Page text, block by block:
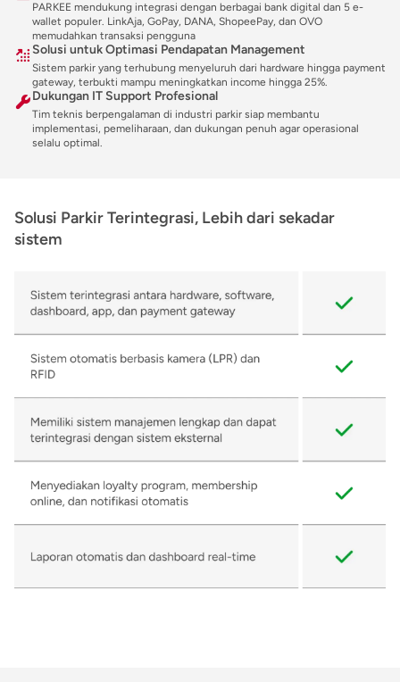
PARKEE mendukung integrasi dengan berbagai bank digital dan 5 e-
wallet populer. LinkAja, GoPay, DANA, ShopeePay, dan OVO
memudahkan transaksi pengguna
Solusi untuk Optimasi Pendapatan Management
Sistem parkir yang terhubung menyeluruh dari hardware hingga payment
gateway, terbukti mampu meningkatkan income hingga 25%.
Dukungan IT Support Profesional
Tim teknis berpengalaman di industri parkir siap membantu
implementasi, pemeliharaan, dan dukungan penuh agar operasional
selalu optimal.
Solusi Parkir Terintegrasi, Lebih dari sekadar
sistem